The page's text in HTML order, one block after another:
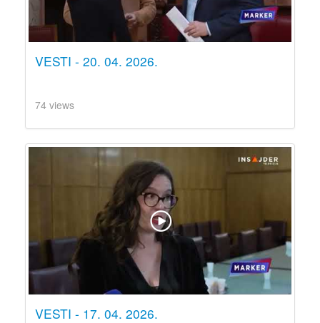
VESTI - 20. 04. 2026.
74 views
VESTI - 17. 04. 2026.